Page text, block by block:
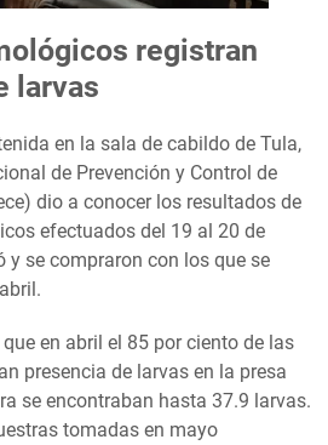
registran
larvas
en la sala de cabildo de Tula,
de Prevención y Control de
dio a conocer los resultados de
efectuados del 19 al 20 de
y se compraron con los que se
en abril el 85 por ciento de las
presencia de larvas en la presa
se encontraban hasta 37.9 larvas.
tomadas en mayo